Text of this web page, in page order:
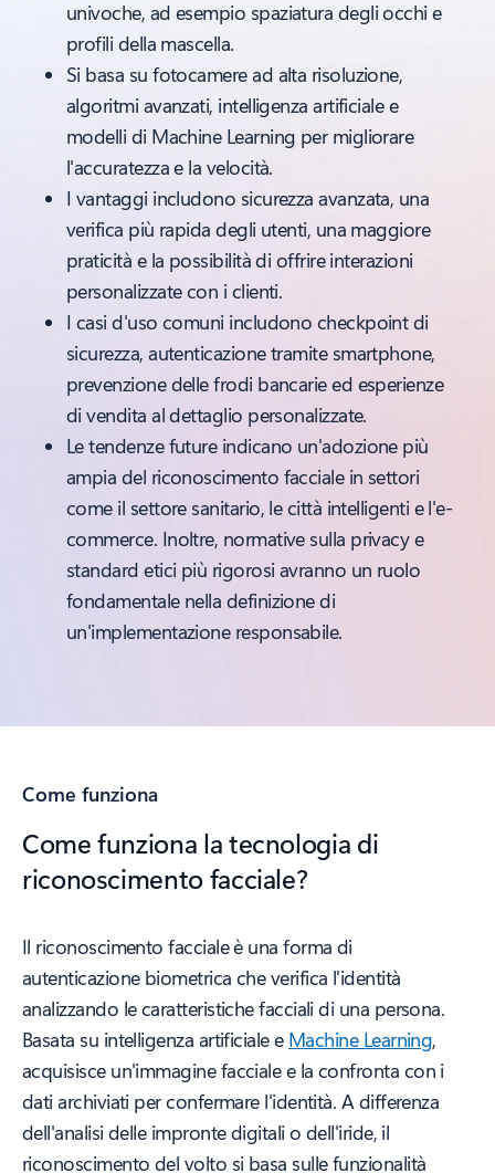
univoche, ad esempio spaziatura degli occhi e
profili della mascella.
Si basa su fotocamere ad alta risoluzione,
algoritmi avanzati, intelligenza artificiale e
modelli di Machine Learning per migliorare
l'accuratezza e la velocità.
I vantaggi includono sicurezza avanzata, una
verifica più rapida degli utenti, una maggiore
praticità e la possibilità di offrire interazioni
personalizzate con i clienti.
I casi d'uso comuni includono checkpoint di
sicurezza, autenticazione tramite smartphone,
prevenzione delle frodi bancarie ed esperienze
di vendita al dettaglio personalizzate.
Le tendenze future indicano un'adozione più
ampia del riconoscimento facciale in settori
come il settore sanitario, le città intelligenti e l'e-
commerce. Inoltre, normative sulla privacy e
standard etici più rigorosi avranno un ruolo
fondamentale nella definizione di
un'implementazione responsabile.
Come funziona
Come funziona la tecnologia di
riconoscimento facciale?
Il riconoscimento facciale è una forma di
autenticazione biometrica che verifica l'identità
analizzando le caratteristiche facciali di una persona.
Basata su intelligenza artificiale e Machine Learning,
acquisisce un'immagine facciale e la confronta con i
dati archiviati per confermare l'identità. A differenza
dell'analisi delle impronte digitali o dell'iride, il
riconoscimento del volto si basa sulle funzionalità